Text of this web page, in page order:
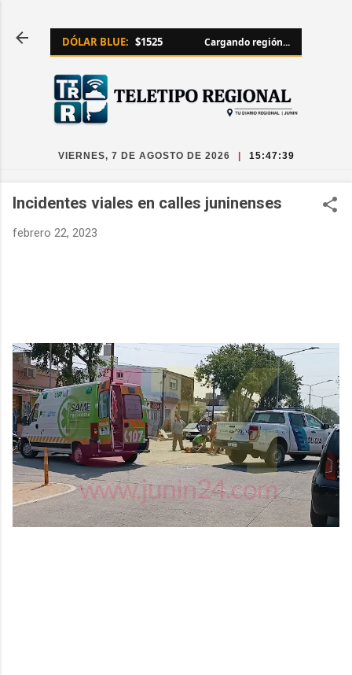
DÓLAR BLUE: $1525 Cargando región...
VIERNES, 7 DE AGOSTO DE 2026 15:47:40
Incidentes viales en calles juninenses
febrero 22, 2023